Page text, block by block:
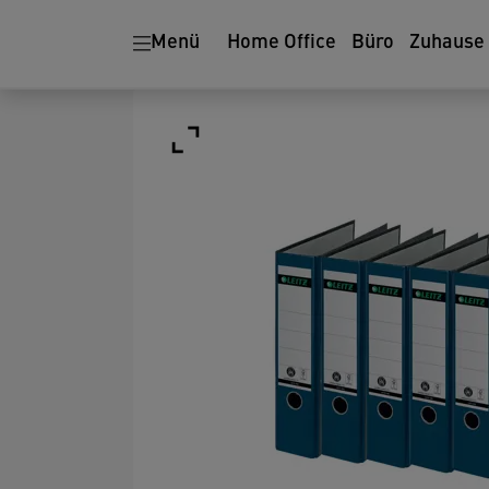
Menü Home Office Büro Zuhause